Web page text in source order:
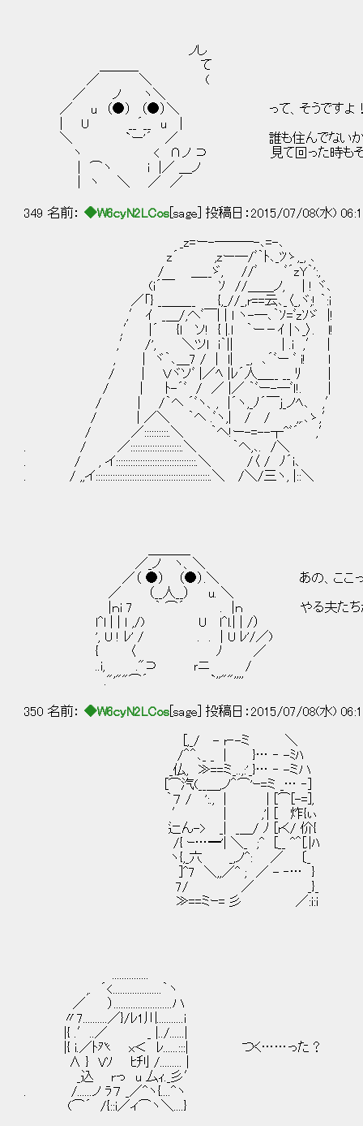
ノし
＿＿＿ て
／ ＼ (
／ ノ ヽ＼
／ u （●） （●）＼ って、そうですよ
| U __´__ u |
＼ `ー'´ ／ 誰も住んでないから使って
ヽ < ∩ノ ⊃ 見て回った時もそれらし
| ⌒ヽ i |／ ＿ノ
| ヽ ＼ ／ ／
349 名前： ◆W6cyN2LCos [sage] 投稿日：2015/07/08(水)
_z=ー-―――-､=-､
z´ ,zー―/ﾞ｀ﾄ､_ﾂゝ,_, ､
/ ＿__ゞ, //ﾞ ﾞ´zY｀':,
(i´￣ ｿ //＿＿ノ, | ! ヾ､
／「} _＿＿__ {,_//_,r==云､_〈_,ヾ;! ｀:i
,′ ｲ _＿/,へﾞ￣| | l ヽ-―､｀ｿ=ﾞzｿゞ |! まぁ
,′ |´ {l ソ! { |.l ｀ー－ｲ |ヽ_〉. l!
,′ /', ＼ツl i｀|| | .i ,′ | 君たちが出入
, | ヾ｀､＿7 / | l| _, ､´ﾞー ﾞ i! l 全然気
/ | Ｖヾソﾞ |／ﾍ |ﾚ´人＿__ __ ﾘ |
/ | ﾄ-´ﾞ / ／ |／ ｀ﾞー-―ﾞｌ!. |
/ | /｀ヘ ´ﾞヽ、, |´ヽ,_ﾉ´￣ｊ_ノﾍ､ ,′
/ | ／＼ ｀ヘ .ﾞヽ,| / / ,,.､ゝ,′
/ ／::::::::::.＼ ｀ヘ!ー-=--┬^ﾞ´ ,′
. / ／:::::::::::::::::::::.＼ ｀ヘ,､. /＼
. / , イ:::::::::::::::::::::::::::::::::.＼ /〈 / ﾉ´i､
. / ,,イ:::::::::::::::::::::::::::::::::::::::::::::::.＼ /＼/三ヽ, |::＼
／_ノ ヽ、＼
／（ ●） （●）.＼ あの、ここって地下
／ （__人__） u. ＼
|ｎi 7 ｀ ⌒´ . |ｎ やる夫たちが見て回った
l^l | | ｌ ,/) U l^l.| | /）
', U ! ﾚ' / . . | U ﾚ'/／)
{ 〈 ﾉ ／
..i, ."⊃ ｒニ /
."'""⌒´ `''""''''
350 名前： ◆W6cyN2LCos [sage] 投稿日：2015/07/08(水)
[,_/ - r‐-ミ ＼
/＾＾､_ _ | }… ‐ -ﾐﾊ
_仏, ≫==ミ_..,:'_}… ‐ -ミハ
[⌒汽(__＿,ノ＾⌒'ｰ=ミ _… ‐] ははは
｀７ / ':., | | [⌒[-=],
′ | ,'| [ 炸{ぃ 地下は俺が作
辷ん-> _| _＿/ ﾉ [rく/ 价{ 普段は隠
/{ ｰ…━'| ＼_ ;^ [__ ^＾[.|ﾊ
ヽ{,_六 _,ノ^: ／ 〔_
]^7 ＼,,／^ ; ／ - ‐… }
7/ ／ _}_
≫==ミｰ= 彡 ／:i:i
,. ´<....................｀ヽ
／ ）........................ハ
〃7..........／}/ﾚ1川...........i
|{ .′..／ _ |../......|
|{ i.／ﾄ癶 x＜ ﾚ......:::| つく……った？
∧ } Vｿ ﾋ刋 /......... |
_込 rっ u 厶ｨ._彡′
. /......ノ ﾗ７ _／^ヽ{....^ヽ
(⌒´ /{::i／ィ⌒ヽ＼....}